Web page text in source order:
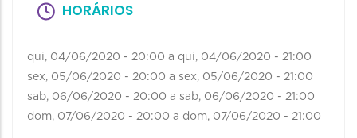
HORÁRIOS
qui, 04/06/2020 - 20:00 a qui, 04/06/2020 - 21:00
sex, 05/06/2020 - 20:00 a sex, 05/06/2020 - 21:00
sab, 06/06/2020 - 20:00 a sab, 06/06/2020 - 21:00
dom, 07/06/2020 - 20:00 a dom, 07/06/2020 - 21:00